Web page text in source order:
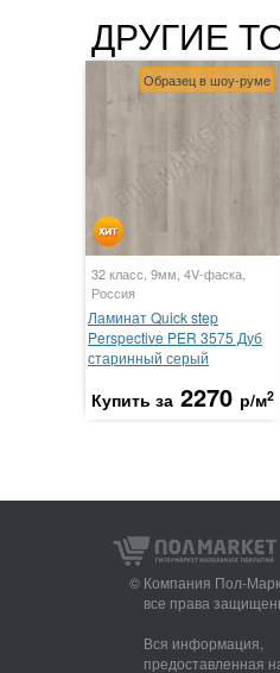
ДРУГИЕ
Образец в шоу-руме
32 класс, 9мм, 4V-фаска,
Россия
Ламинат Quick step
Perspective PER 3575 Дуб
старинный серый
Купить за 2270 р/м2
© Компания Пол-
все права
Вся информация,
предоставленная